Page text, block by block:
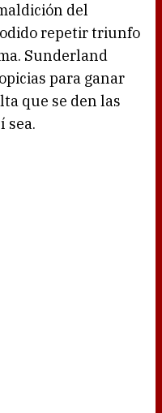
del
repetir triunfo
Sunderland
para ganar
que se den las
sea.